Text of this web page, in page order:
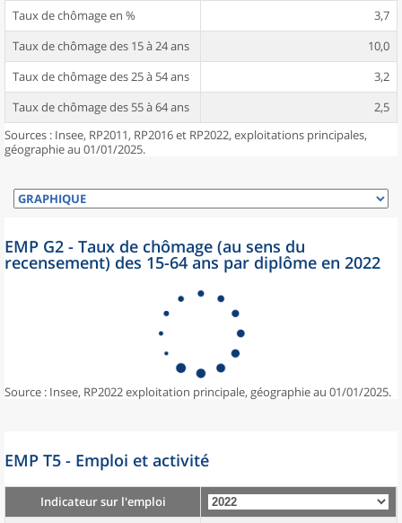
Taux de chômage en %
3,7
Taux de chômage des 15 à 24 ans
10,0
Taux de chômage des 25 à 54 ans
3,2
Taux de chômage des 55 à 64 ans
2,5
Sources : Insee, RP2011, RP2016 et RP2022, exploitations principales,
géographie au 01/01/2025.
EMP G2 - Taux de chômage (au sens du
recensement) des 15-64 ans par diplôme en 2022
Source : Insee, RP2022 exploitation principale, géographie au 01/01/2025.
EMP T5 - Emploi et activité
Indicateur sur l'emploi